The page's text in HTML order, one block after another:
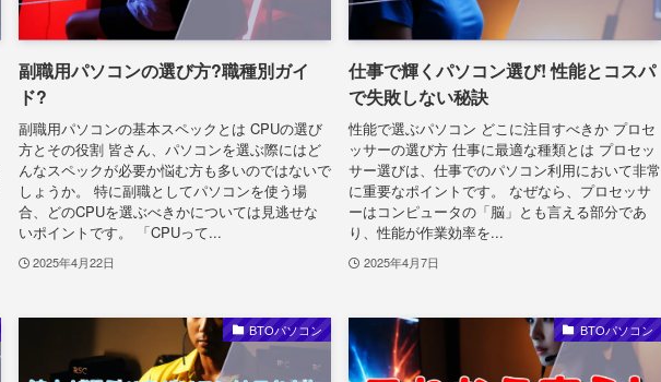
副職用パソコンの選び方?職種別ガイ
ド?
副職用パソコンの基本スペックとは CPUの選び
方とその役割 皆さん、パソコンを選ぶ際にはど
んなスペックが必要か悩む方も多いのではないで
しょうか。 特に副職としてパソコンを使う場
合、どのCPUを選ぶべきかについては見逃せな
いポイントです。 「CPUって...
2025年4月22日
仕事で輝くパソコン選び! 性能とコスパ
で失敗しない秘訣
性能で選ぶパソコン どこに注目すべきか プロセ
ッサーの選び方 仕事に最適な種類とは プロセッ
サー選びは、仕事でのパソコン利用において非常
に重要なポイントです。 なぜなら、プロセッサ
ーはコンピュータの「脳」とも言える部分であ
り、性能が作業効率を...
2025年4月7日
BTOパソコン BTOパソコン